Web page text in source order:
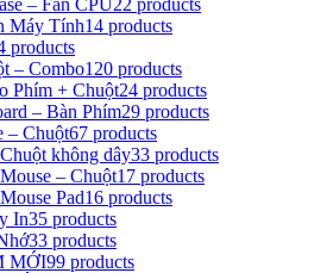
– Fan CPU22 products
Máy Tính14 products
products
– Combo120 products
Phím + Chuột24 products
– Bàn Phím29 products
– Chuột67 products
Chuột không dây33 products
Mouse – Chuột17 products
Mouse Pad16 products
In35 products
33 products
MỚI99 products